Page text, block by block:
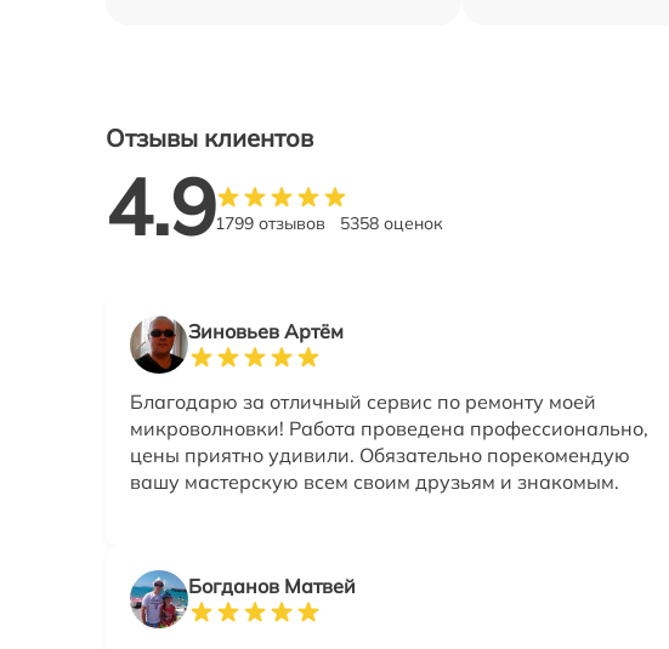
Отзывы клиентов
4.91799 отзывов 5358 оценок
Зиновьев Артём
Благодарю за отличный сервис по ремонту моей
микроволновки! Работа проведена профессионально,
цены приятно удивили. Обязательно порекомендую
вашу мастерскую всем своим друзьям и знакомым.
Богданов Матвей